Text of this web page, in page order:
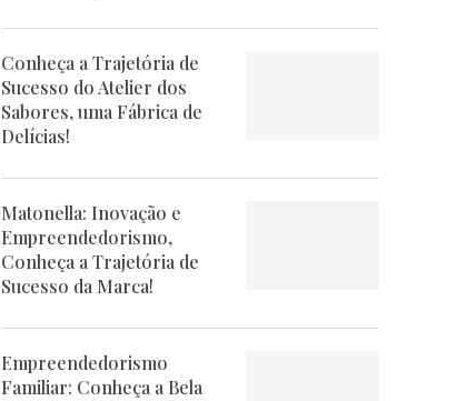
Conheça a Trajetória de
Sucesso do Atelier dos
Sabores, uma Fábrica de
Delícias!
Matonella: Inovação e
Empreendedorismo,
Conheça a Trajetória de
Sucesso da Marca!
Empreendedorismo
Familiar: Conheça a Bela